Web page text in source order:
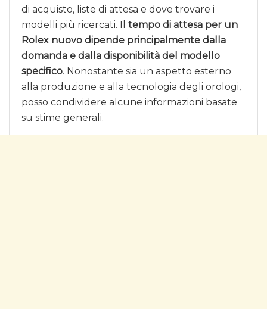
di acquisto, liste di attesa e dove trovare i
modelli più ricercati. Il tempo di attesa per un
Rolex nuovo dipende principalmente dalla
domanda e dalla disponibilità del modello
specifico. Nonostante sia un aspetto esterno
alla produzione e alla tecnologia degli orologi,
posso condividere alcune informazioni basate
su stime generali.